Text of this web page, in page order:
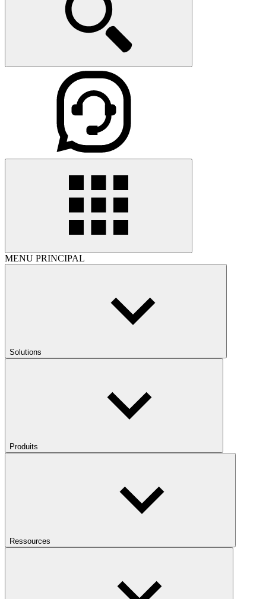
MENU PRINCIPAL
Solutions
Produits
Ressources